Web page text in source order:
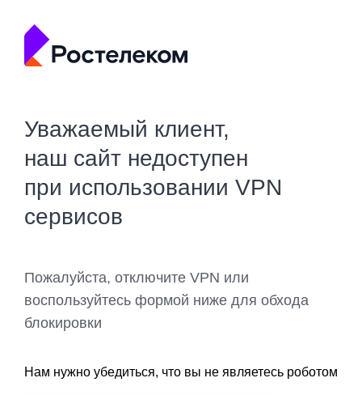
Уважаемый клиент,
наш сайт недоступен
при использовании VPN
сервисов
Пожалуйста, отключите VPN или
воспользуйтесь формой ниже для обхода
блокировки
Нам нужно убедиться, что вы не являетесь роботом